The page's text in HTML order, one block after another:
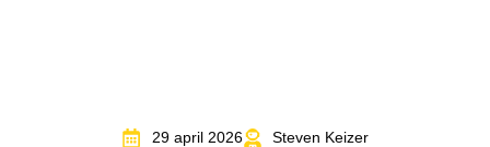
29 april 2026 Steven Keizer